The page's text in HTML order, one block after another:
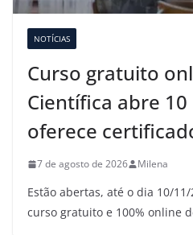
NOTÍCIAS
Curso gratuito
Científica abre 10
oferece
7 de agosto de 2026 Milena
Estão abertas, até o dia 10/
curso gratuito e 100% online